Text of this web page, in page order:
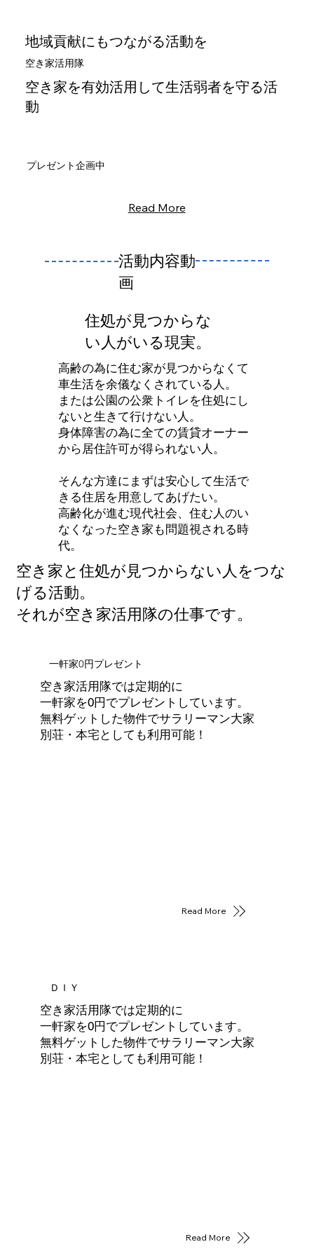
地域貢献にもつながる活動を
空き家活用隊
空き家を有効活用して生活弱者を守る活
動
​プレゼント企画中
Read More
住処が見つからな
い人がいる現実。
高齢の為に住む家が見つからなくて
車生活を余儀なくされている人。
または公園の公衆トイレを住処にし
ないと生きて行けない人。
身体障害の為に全ての賃貸オーナー
から居住許可が得られない人。
そんな方達にまずは安心して生活で
きる住居を用意してあげたい。
高齢化が進む現代社会、住む人のい
なくなった空き家も問題視される時
代。
空き家と住処が見つからない人をつな
げる活動。
それが空き家活用隊の仕事です。
活動内容動
画
一軒家0円プレゼント
空き家活用隊では定期的に
一軒家を0円でプレゼントしています。
無料ゲットした物件でサラリーマン大家
別荘・本宅としても利用可能！
Read More
ＤＩＹ
空き家活用隊では定期的に
一軒家を0円でプレゼントしています。
無料ゲットした物件でサラリーマン大家
別荘・本宅としても利用可能！
Read More